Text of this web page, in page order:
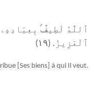
ٱللَّهُ لَطِيفٌۢ
ٱلْعَزِيزُ. (١٩)
[Ses biens] à qui Il veut.